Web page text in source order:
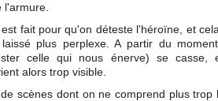
fait pour qu'on déteste l'héroïne, et
plus perplexe. A partir du
celle qui nous énerve) se casse,
alors trop visible.
scènes dont on ne comprend plus trop